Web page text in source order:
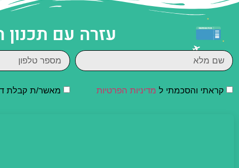
עזרה עם
קראתי והסכמתי ל מדיניות הפרטיות מאשר/ת קבלת